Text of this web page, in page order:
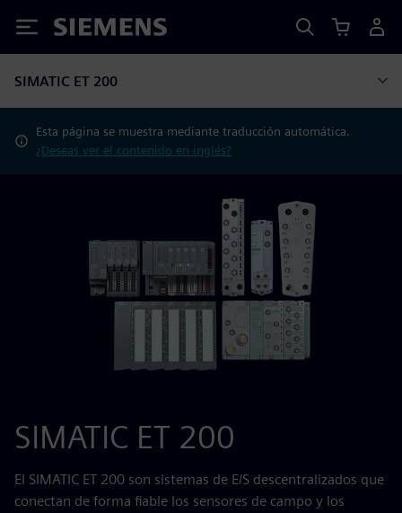
Siemens
SIMATIC ET 200
Esta página se muestra mediante traducción automática.
¿Deseas ver el contenido en inglés?
SIMATIC ET 200
El SIMATIC ET 200 son sistemas de E/S descentralizados que
conectan de forma fiable los sensores de campo y los